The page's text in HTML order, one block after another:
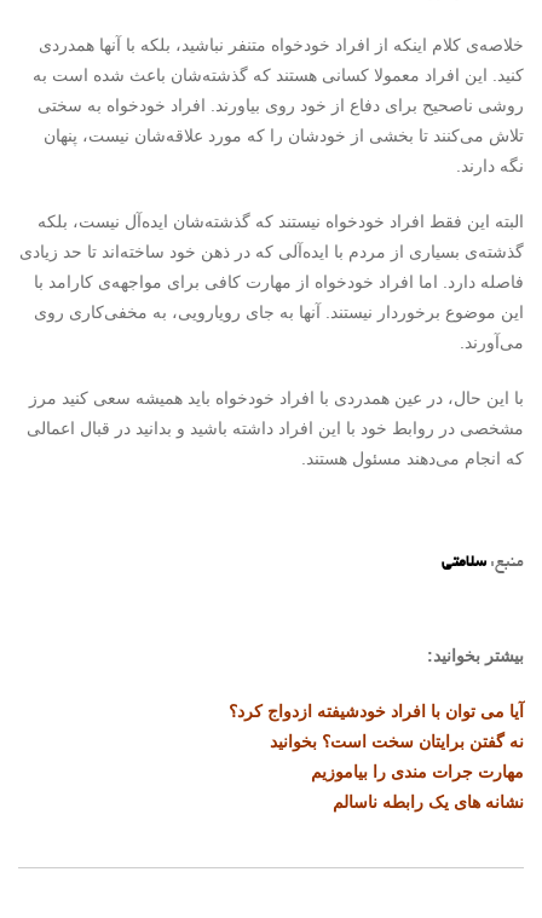
خلاصه‌ی کلام اینکه از افراد خودخواه متنفر نباشید، بلکه با آنها همدردی
کنید. این افراد معمولا کسانی هستند که گذشته‌‌شان باعث شده است به
روشی ناصحیح برای دفاع از خود روی بیاورند. افراد خودخواه به سختی
تلاش می‌کنند تا بخشی از خودشان را که مورد علاقه‌شان نیست، پنهان
نگه دارند.
البته این فقط افراد خودخواه نیستند که گذشته‌شان ایده‌آل نیست، بلکه
گذشته‌ی بسیاری از مردم با ایده‌آلی که در ذهن خود ساخته‌اند تا حد زیادی
فاصله دارد. اما افراد خودخواه از مهارت کافی برای مواجهه‌ی کارامد با
این موضوع برخوردار نیستند. آنها به جای رویارویی، به مخفی‌کاری روی
می‌آورند.
با این حال، در عین همدردی با افراد خودخواه باید همیشه سعی کنید مرز
مشخصی در روابط خود با این افراد داشته باشید و بدانید در قبال اعمالی
که انجام می‌دهند مسئول هستند.
منبع: سلامتی
بیشتر بخوانید:
آیا می توان با افراد خودشیفته ازدواج کرد؟
نه گفتن برایتان سخت است؟ بخوانید
مهارت جرات مندی را بیاموزیم
نشانه های یک رابطه ناسالم